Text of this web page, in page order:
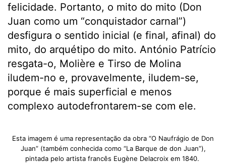
felicidade. Portanto, o mito do mito (Don
Juan como um “conquistador carnal”)
desfigura o sentido inicial (e final, afinal) do
mito, do arquétipo do mito. António Patrício
resgata-o, Molière e Tirso de Molina
iludem-no e, provavelmente, iludem-se,
porque é mais superficial e menos
complexo autodefrontarem-se com ele.
Esta imagem é uma representação da obra “O Naufrágio de Don
Juan” (também conhecida como “La Barque de don Juan”),
pintada pelo artista francês Eugène Delacroix em 1840.